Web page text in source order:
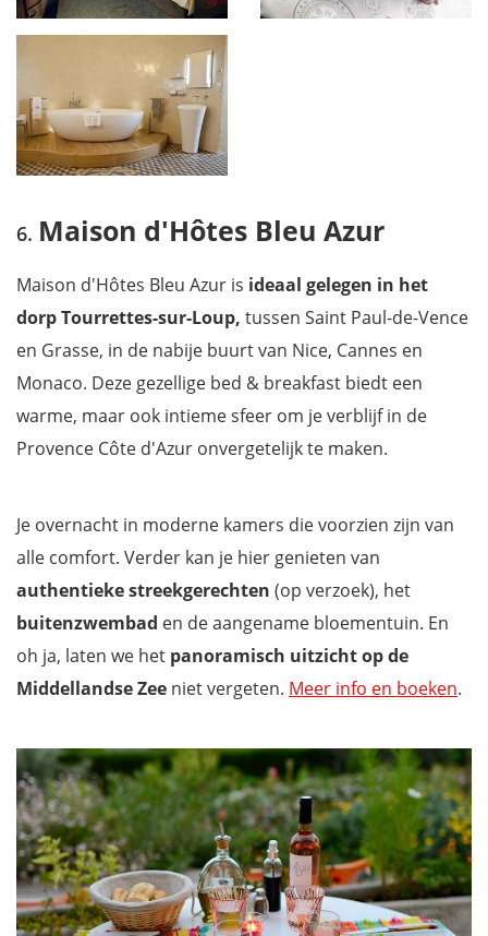
Maison d'Hôtes Bleu Azur
Maison d'Hôtes Bleu Azur is ideaal gelegen in het
dorp Tourrettes-sur-Loup, tussen Saint Paul-de-Vence
en Grasse, in de nabije buurt van Nice, Cannes en
Monaco. Deze gezellige bed & breakfast biedt een
warme, maar ook intieme sfeer om je verblijf in de
Provence Côte d'Azur onvergetelijk te maken.
Je overnacht in moderne kamers die voorzien zijn van
alle comfort. Verder kan je hier genieten van
authentieke streekgerechten (op verzoek), het
buitenzwembad en de aangename bloementuin. En
oh ja, laten we het panoramisch uitzicht op de
Middellandse Zee niet vergeten. Meer info en boeken.